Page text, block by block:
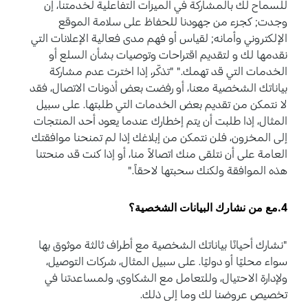
للسماح لك بالمشاركة في الميزات التفاعلية لخدمتنا، إن
وجدت; كجزء من جهودنا للحفاظ على سلامة الموقع
الإلكتروني وأمانه; لقياس أو فهم مدى فعالية الإعلانات التي
نقدمها لك و لتقديم اقتراحات وتوصيات بشأن السلع أو
الخدمات التي قد تهمك." "تذكّر، إذا اخترت عدم مشاركة
بياناتك الشخصية معنا، أو رفضت بعض أذونات الاتصال، فقد
لا نتمكن من تقديم بعض الخدمات التي طلبتها. على سبيل
المثال، إذا طلبت أن يتم إخطارك عندما يعود أحد المنتجات
إلى المخزون، فلن نتمكن من إبلاغك إذا لم تمنحنا موافقتك
العامة على أن نتلقى منك اتصالاً منا، أو إذا كنت قد منحتنا
هذه الموافقة ولكنك سحبتها لاحقاً."
"نشارك أحيانًا بياناتك الشخصية مع أطراف ثالثة موثوق بها
سواء محليًا أو دوليًا. على سبيل المثال، شركات التوصيل،
ولإدارة الاحتيال، وللتعامل مع الشكاوى، ولمساعدتنا في
تخصيص عروضنا لك وما إلى ذلك.